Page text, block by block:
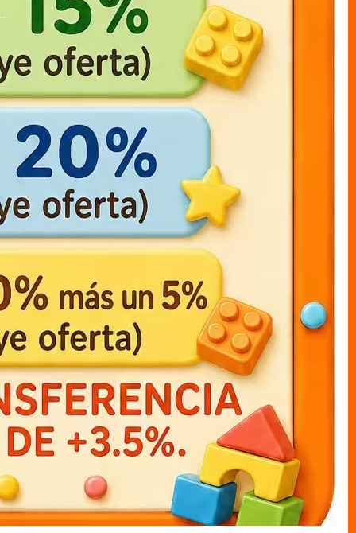
one piece LUFFY bolsa 17cm
MUNECO S/CAJAS bolsa
muneco bolsal LUFFY x1
20cm
MUNECO S/CAJAS bolsa
muneco cajas LUFFY c/capa
MUNECO C/CAJAS
muneco cajas mi heroe
academia katsuki12cm
MUNECO C/CAJAS